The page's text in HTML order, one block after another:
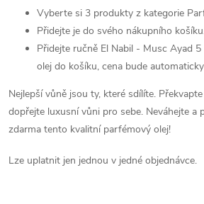
Vyberte si 3 produkty z kategorie
Přidejte je do svého nákupního
Přidejte ručně El Nabil - Musc Ayad
olej do košíku, cena bude
Nejlepší vůně jsou ty, které sdílíte.
dopřejte luxusní vůni pro sebe. Neváhejte a
zdarma tento kvalitní parfémový olej!
Lze uplatnit jen jednou v jedné objednávce.